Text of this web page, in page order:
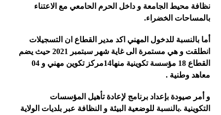
نظافة محيط الجامعة و داخل الحرم الحامعي مع الاعتناء
بالمساحات الخضراء.
أما بالنسبة للدخول المهني اكد مدير القطاع ان التسجيلات
انطلقت و هي مستمرة الى غاية شهر سبتمبر 2021 حيث يضم
القطاع 18 مؤسسة تكوينية منها14مركز تكوين مهني و 04
معاهد وطنية .
و أمر صيودة بإعداد برنامج لإعادة تأهيل المؤسسات
التكوينية .بالنسبة للوضعية البيئة و النظافة عبر بلديات الولاية